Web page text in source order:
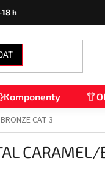
h
Komponenty
CAT 3